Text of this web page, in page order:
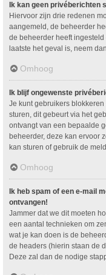
Ik kan geen privéberichten
Hiervoor zijn drie redenen
aangemeld, de beheerder
de beheerder heeft
laatste het geval is, neem
Omhoog
Ik blijf ongewenste
Je kunt gebruikers
sturen, dit gebeurt via het
ontvangt van een bepaalde
beheerder, deze kan ervoor
kan sturen of gebruik de
Omhoog
Ik heb spam of een e-mail
ontvangen!
Jammer dat we dit moeten
een aantal technieken om
wat je kan doen is de
de headers (hierin staan de
Deze zal dan de nodige